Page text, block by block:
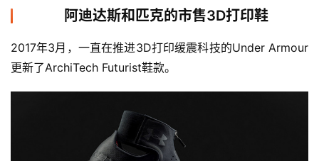
阿迪达斯和匹克的市售3D打印鞋
2017年3月，一直在推进3D打印缓震科技的Under Armour
更新了ArchiTech Futurist鞋款。